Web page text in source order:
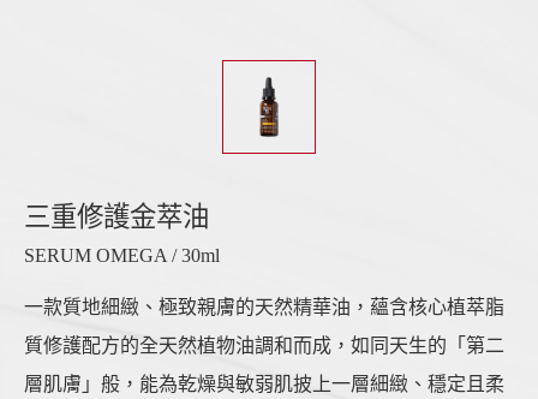
三重修護金萃油
SERUM OMEGA / 30ml
一款質地細緻、極致親膚的天然精華油，蘊含核心植萃脂
質修護配方的全天然植物油調和而成，如同天生的「第二
層肌膚」般，能為乾燥與敏弱肌披上一層細緻、穩定且柔